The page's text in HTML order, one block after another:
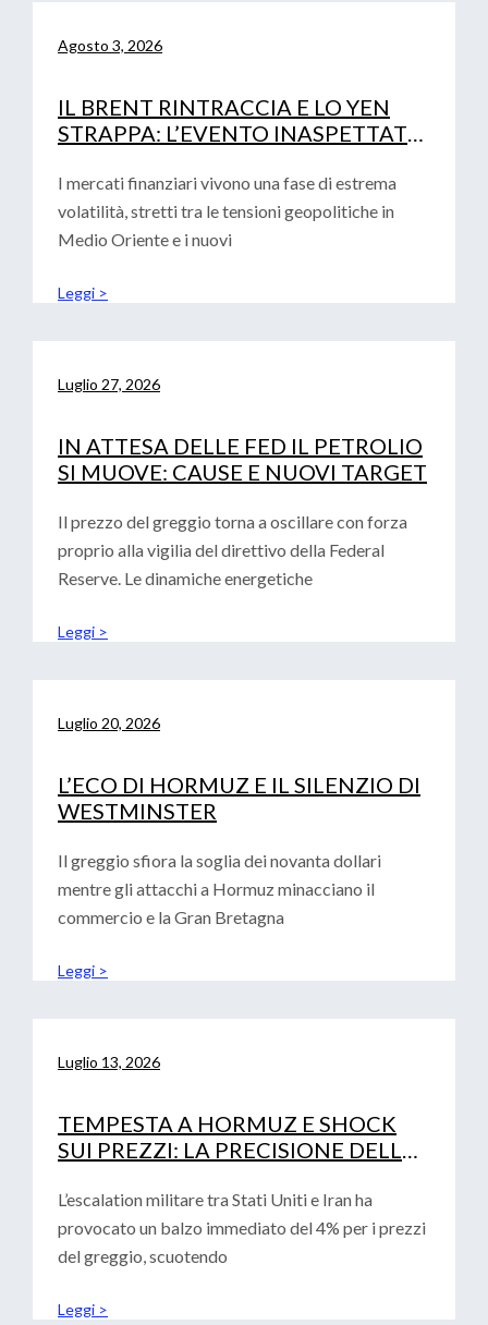
Agosto 3, 2026
IL BRENT RINTRACCIA E LO YEN
STRAPPA: L’EVENTO INASPETTATO
I mercati finanziari vivono una fase di estrema
volatilità, stretti tra le tensioni geopolitiche in
Medio Oriente e i nuovi
Leggi >
Luglio 27, 2026
IN ATTESA DELLE FED IL PETROLIO
SI MUOVE: CAUSE E NUOVI TARGET
Il prezzo del greggio torna a oscillare con forza
proprio alla vigilia del direttivo della Federal
Reserve. Le dinamiche energetiche
Leggi >
Luglio 20, 2026
L’ECO DI HORMUZ E IL SILENZIO DI
WESTMINSTER
Il greggio sfiora la soglia dei novanta dollari
mentre gli attacchi a Hormuz minacciano il
commercio e la Gran Bretagna
Leggi >
Luglio 13, 2026
TEMPESTA A HORMUZ E SHOCK
SUI PREZZI: LA PRECISIONE DELLE
FINANZIARIA AZIENDALE
L’escalation militare tra Stati Uniti e Iran ha
provocato un balzo immediato del 4% per i prezzi
del greggio, scuotendo
Leggi >